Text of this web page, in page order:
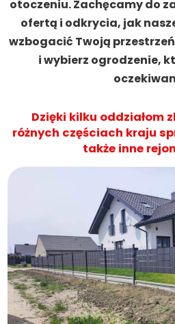
otoczeniu. Zachęcamy do
ofertą i odkrycia, jak
wzbogacić Twoją
i wybierz ogrodzenie,
Dzięki kilku oddziałom
różnych częściach kraju
także inne